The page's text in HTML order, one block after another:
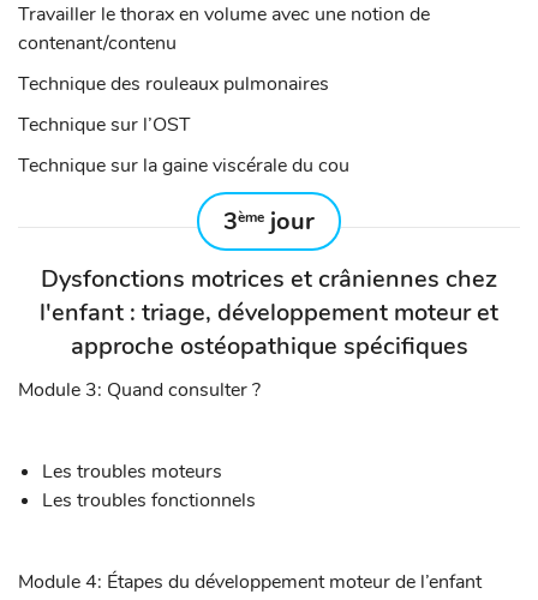
Travailler le thorax en volume avec une notion de
contenant/contenu
Technique des rouleaux pulmonaires
Technique sur l’OST
Technique sur la gaine viscérale du cou
3ème jour
Dysfonctions motrices et crâniennes chez
l'enfant : triage, développement moteur et
approche ostéopathique spécifiques
Module 3: Quand consulter ?
Les troubles moteurs
Les troubles fonctionnels
Module 4: Étapes du développement moteur de l’enfant